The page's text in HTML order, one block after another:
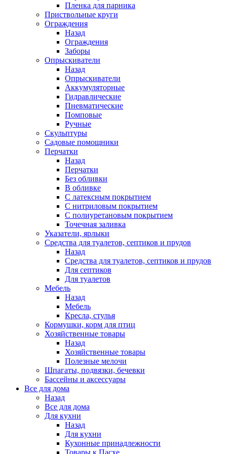
Пленка для парника
Приствольные круги
Ограждения
Назад
Ограждения
Заборы
Опрыскиватели
Назад
Опрыскиватели
Аккумуляторные
Гидравлические
Пневматические
Помповые
Ручные
Скульптуры
Садовые помощники
Перчатки
Назад
Перчатки
Без обливки
В обливке
С латексным покрытием
С нитриловым покрытием
С полиуретановым покрытием
Точечная заливка
Указатели, ярлыки
Средства для туалетов, септиков и прудов
Назад
Средства для туалетов, септиков и прудов
Для септиков
Для туалетов
Мебель
Назад
Мебель
Кресла, стулья
Кормушки, корм для птиц
Хозяйственные товары
Назад
Хозяйственные товары
Полезные мелочи
Шпагаты, подвязки, бечевки
Бассейны и аксессуары
Все для дома
Назад
Все для дома
Для кухни
Назад
Для кухни
Кухонные принадлежности
Товары к Пасхе